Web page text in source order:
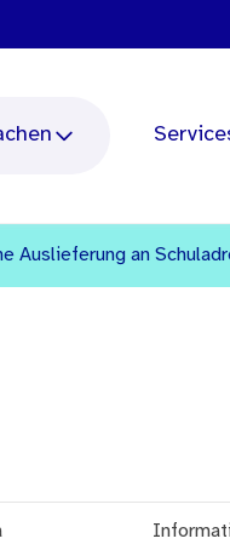
Auslieferung an